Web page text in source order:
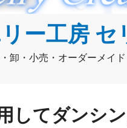
ー工房
卸・小売・オーダーメイ
してダンシ